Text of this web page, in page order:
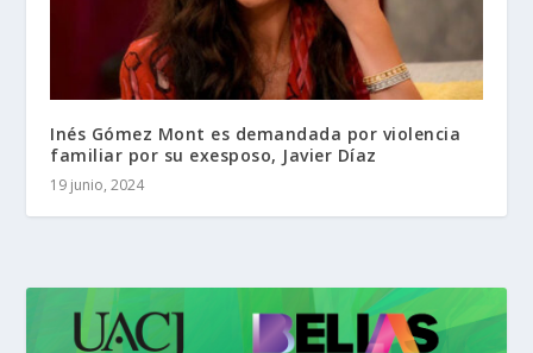
Inés Gómez Mont es demandada por violencia
familiar por su exesposo, Javier Díaz
19 junio, 2024